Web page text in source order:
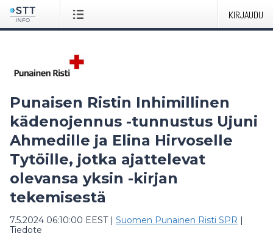
KIRJAUDU
Punaisen Ristin Inhimillinen
kädenojennus -tunnustus Ujuni
Ahmedille ja Elina Hirvoselle
Tytöille, jotka ajattelevat
olevansa yksin -kirjan
tekemisestä
7.5.2024 06:10:00 EEST| Suomen Punainen Risti SPR |
Tiedote